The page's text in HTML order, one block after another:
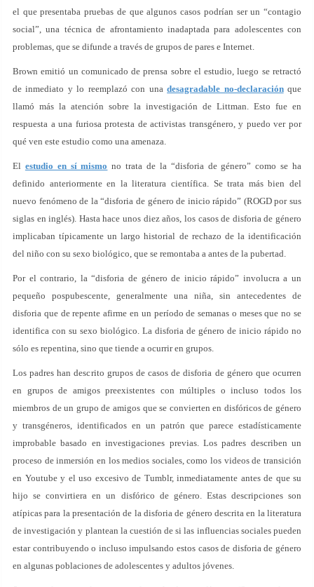
el que presentaba pruebas de que algunos casos podrían ser un “contagio
social”, una técnica de afrontamiento inadaptada para adolescentes con
problemas, que se difunde a través de grupos de pares e Internet.
Brown emitió un comunicado de prensa sobre el estudio, luego se retractó
de inmediato y lo reemplazó con unadesagradable no-declaraciónque
llamó más la atención sobre la investigación de Littman. Esto fue en
respuesta a una furiosa protesta de activistas transgénero, y puedo ver por
qué ven este estudio como una amenaza.
El estudio en sí mismo no trata de la “disforia de género” como se ha
definido anteriormente en la literatura científica. Se trata más bien del
nuevo fenómeno de la “disforia de género de inicio rápido” (ROGD por sus
siglas en inglés). Hasta hace unos diez años, los casos de disforia de género
implicaban típicamente un largo historial de rechazo de la identificación
del niño con su sexo biológico, que se remontaba a antes de la pubertad.
Por el contrario, la “disforia de género de inicio rápido” involucra a un
pequeño pospubescente, generalmente una niña, sin antecedentes de
disforia que de repente afirme en un período de semanas o meses que no se
identifica con su sexo biológico. La disforia de género de inicio rápido no
sólo es repentina, sino que tiende a ocurrir en grupos.
Los padres han descrito grupos de casos de disforia de género que ocurren
en grupos de amigos preexistentes con múltiples o incluso todos los
miembros de un grupo de amigos que se convierten en disfóricos de género
y transgéneros, identificados en un patrón que parece estadísticamente
improbable basado en investigaciones previas. Los padres describen un
proceso de inmersión en los medios sociales, como los videos de transición
en Youtube y el uso excesivo de Tumblr, inmediatamente antes de que su
hijo se convirtiera en un disfórico de género. Estas descripciones son
atípicas para la presentación de la disforia de género descrita en la literatura
de investigación y plantean la cuestión de si las influencias sociales pueden
estar contribuyendo o incluso impulsando estos casos de disforia de género
en algunas poblaciones de adolescentes y adultos jóvenes.